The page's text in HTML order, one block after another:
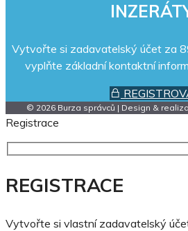
Vytvořte si zadavatelský účet za
vyplňte základní kontaktní
© 2026 Burza správců | Design &
Registrace
REGISTRACE
Vytvořte si vlastní zadavatelský